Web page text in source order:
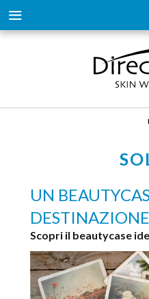
UN
DESTINAZIONE
Scopri il beautycase